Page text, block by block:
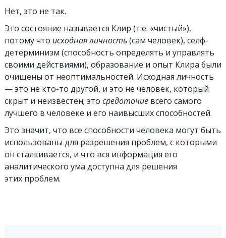
Нет, это не так.
Это состояние называется Клир (т.е. «чистый»),
потому что исходная личность(сам человек), селф-
детерминизм (способность определять и управлять
своими действиями), образование и опыт Клира были
очищены от неоптимальностей. Исходная личность
— это не кто-то другой, и это не человек, который
скрыт и неизвестен; это средоточие всего самого
лучшего в человеке и его наивысших способностей.
Это значит, что все способности человека могут быть
использованы для разрешения проблем, с которыми
он сталкивается, и что вся информация его
аналитического ума доступна для решения
этих проблем.